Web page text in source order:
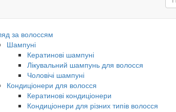
за волоссям
Шампуні
Кератинові шампуні
Лікувальний шампунь для волосся
Чоловічі шампуні
Кондиціонери для волосся
Кератинові кондиціонери
Кондиціонери для різних типів волосся